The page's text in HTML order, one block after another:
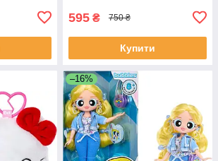
595 ₴ 750 ₴
Купити
–16%